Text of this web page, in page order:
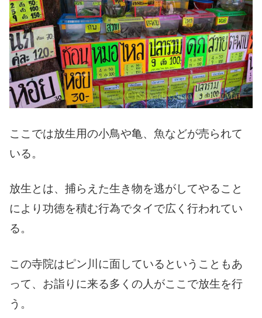
ここでは放生用の小鳥や亀、魚などが売られて
いる。
放生とは、捕らえた生き物を逃がしてやること
により功徳を積む行為でタイで広く行われてい
る。
この寺院はピン川に面しているということもあ
って、お詣りに来る多くの人がここで放生を行
う。